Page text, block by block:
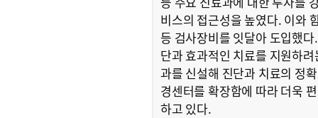
비스의 접근성을 높였다. 이와
등 검사장비를 잇달아 도입했
단과 효과적인 치료를 지원하
과를 신설해 진단과 치료의 정
경센터를 확장함에 따라 더욱
하고 있다.